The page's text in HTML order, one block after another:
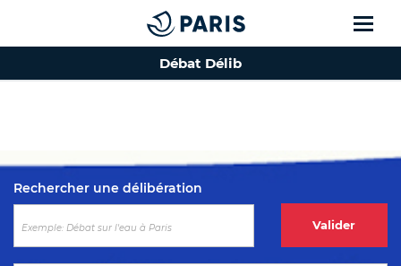
Top of the page
Débat Délib
Rechercher une délibération
Valider